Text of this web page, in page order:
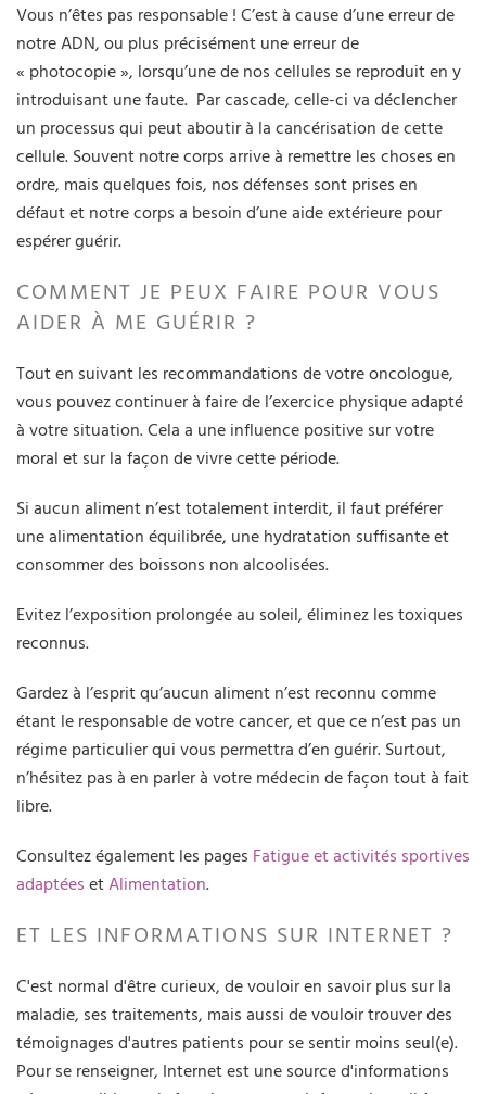
Vous n’êtes pas responsable ! C’est à cause d’une erreur de
notre ADN, ou plus précisément une erreur de
« photocopie », lorsqu’une de nos cellules se reproduit en y
introduisant une faute. Par cascade, celle-ci va déclencher
un processus qui peut aboutir à la cancérisation de cette
cellule. Souvent notre corps arrive à remettre les choses en
ordre, mais quelques fois, nos défenses sont prises en
défaut et notre corps a besoin d’une aide extérieure pour
espérer guérir.
COMMENT JE PEUX FAIRE POUR VOUS
AIDER À ME GUÉRIR ?
Tout en suivant les recommandations de votre oncologue,
vous pouvez continuer à faire de l’exercice physique adapté
à votre situation. Cela a une influence positive sur votre
moral et sur la façon de vivre cette période.
Si aucun aliment n’est totalement interdit, il faut préférer
une alimentation équilibrée, une hydratation suffisante et
consommer des boissons non alcoolisées.
Evitez l’exposition prolongée au soleil, éliminez les toxiques
reconnus.
Gardez à l’esprit qu’aucun aliment n’est reconnu comme
étant le responsable de votre cancer, et que ce n’est pas un
régime particulier qui vous permettra d’en guérir. Surtout,
n’hésitez pas à en parler à votre médecin de façon tout à fait
libre.
Consultez également les pages Fatigue et activités sportives
adaptées etAlimentation.
ET LES INFORMATIONS SUR INTERNET ?
C'est normal d'être curieux, de vouloir en savoir plus sur la
maladie, ses traitements, mais aussi de vouloir trouver des
témoignages d'autres patients pour se sentir moins seul(e).
Pour se renseigner, Internet est une source d'informations